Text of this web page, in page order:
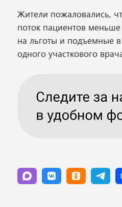
Жители пожаловались,
поток пациентов
на льготы и подъемные
одного участкового